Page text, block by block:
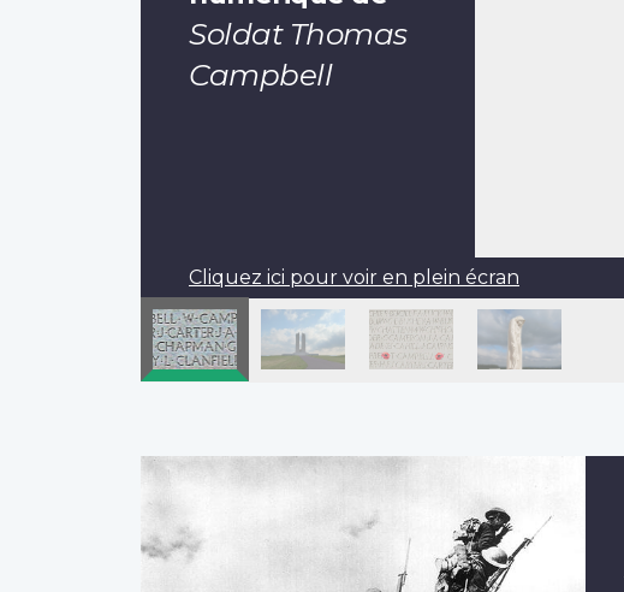
Soldat Thomas
Campbell
Cliquez ici pour voir en plein écran